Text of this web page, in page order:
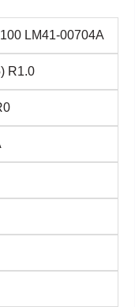
LM41-00704A
R1.0